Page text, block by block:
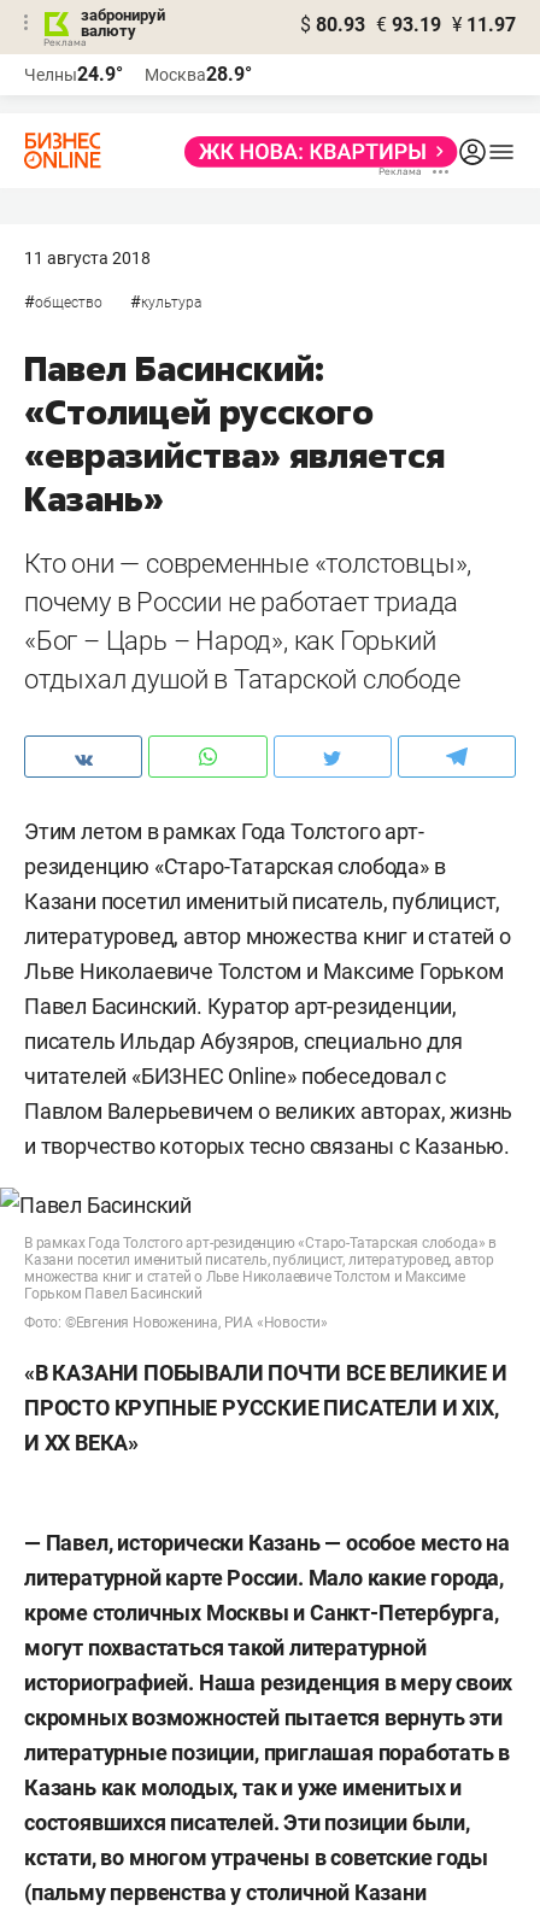
забронируй
валюту
$ 80.93 € 93.19 ¥ 11.97
Челны24.9° Москва28.9°
11 августа 2018
#общество #культура
Павел Басинский:
«Столицей русского
«евразийства» является
Казань»
Кто они — современные «толстовцы»,
почему в России не работает триада
«Бог – Царь – Народ», как Горький
отдыхал душой в Татарской слободе
Этим летом в рамках Года Толстого арт-
резиденцию «Старо-Татарская слобода» в
Казани посетил именитый писатель, публицист,
литературовед, автор множества книг и статей о
Льве Николаевиче Толстом и Максиме Горьком
Павел Басинский. Куратор арт-резиденции,
писатель Ильдар Абузяров, специально для
читателей «БИЗНЕС Online» побеседовал с
Павлом Валерьевичем о великих авторах, жизнь
и творчество которых тесно связаны с Казанью.
В рамках Года Толстого арт-резиденцию «Старо-Татарская слобода» в
Казани посетил именитый писатель, публицист, литературовед, автор
множества книг и статей о Льве Николаевиче Толстом и Максиме
Горьком Павел Басинский
Фото: ©Евгения Новоженина, РИА «Новости»
«В КАЗАНИ ПОБЫВАЛИ ПОЧТИ ВСЕ ВЕЛИКИЕ И
ПРОСТО КРУПНЫЕ РУССКИЕ ПИСАТЕЛИ И XIX,
И ХХ ВЕКА»
— Павел, исторически Казань — особое место на
литературной карте России. Мало какие города,
кроме столичных Москвы и Санкт-Петербурга,
могут похвастаться такой литературной
историографией. Наша резиденция в меру своих
скромных возможностей пытается вернуть эти
литературные позиции, приглашая поработать в
Казань как молодых, так и уже именитых и
состоявшихся писателей. Эти позиции были,
кстати, во многом утрачены в советские годы
(пальму первенства у столичной Казани